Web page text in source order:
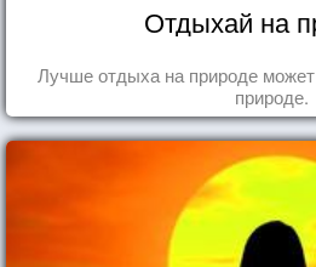
Отдыхай на
Лучше отдыха на природе
природе.